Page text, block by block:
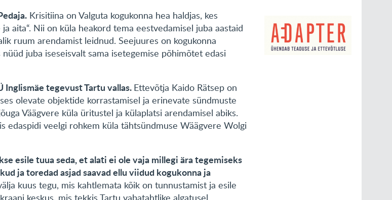
Krisitiina on Valguta kogukonna hea haldjas, kes
aita“. Nii on küla heakord tema eestvedamisel juba aastaid
ruum arendamist leidnud. Seejuures on kogukonna
juba iseseisvalt sama isetegemise põhimõtet edasi
tegevust Tartu vallas. Ettevõtja Kaido Rätsep on
olevate objektide korrastamisel ja erinevate sündmuste
Väägvere küla üritustel ja külaplatsi arendamisel abiks.
edaspidi veelgi rohkem küla tähtsündmuse Wäägvere Wolgi
esile tuua seda, et alati ei ole vaja millegi ära tegemiseks
ja toredad asjad saavad ellu viidud kogukonna ja
kuus tegu, mis kahtlemata kõik on tunnustamist ja esile
keskus, mis tekkis Tartu vabatahtlike algatusel